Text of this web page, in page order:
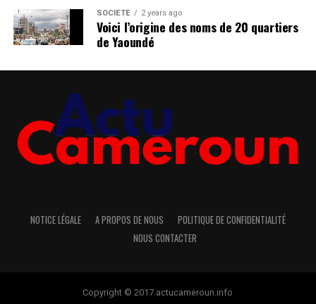
SOCIÉTÉ 2 years ago
Voici l’origine des noms de 20 quartiers
de Yaoundé
NOTICE LÉGALE A PROPOS DE NOUS
POLITIQUE DE CONFIDENTIALITÉ
NOUS CONTACTER
Copyright © 2017 actucameroun.info